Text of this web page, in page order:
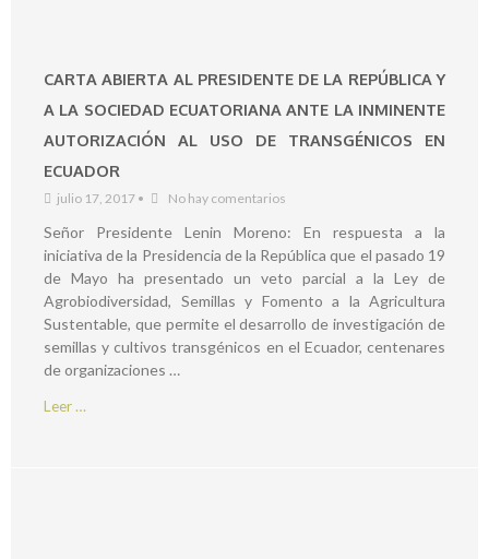
CARTA ABIERTA AL PRESIDENTE DE LA REPÚBLICA Y
A LA SOCIEDAD ECUATORIANA ANTE LA INMINENTE
AUTORIZACIÓN AL USO DE TRANSGÉNICOS EN
ECUADOR
julio 17, 2017 • No hay comentarios
Señor Presidente Lenin Moreno: En respuesta a la
iniciativa de la Presidencia de la República que el pasado 19
de Mayo ha presentado un veto parcial a la Ley de
Agrobiodiversidad, Semillas y Fomento a la Agricultura
Sustentable, que permite el desarrollo de investigación de
semillas y cultivos transgénicos en el Ecuador, centenares
de organizaciones …
Leer …